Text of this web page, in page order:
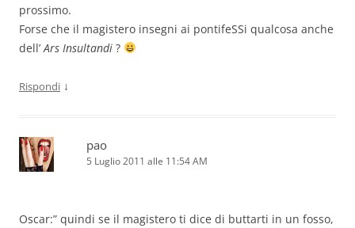
prossimo.
Forse che il magistero insegni ai pontifeSSi qualcosa anche
dell’Ars Insultandi ?
Rispondi ↓
pao
5 Luglio 2011 alle 11:54 AM
Oscar:” quindi se il magistero ti dice di buttarti in un fosso,